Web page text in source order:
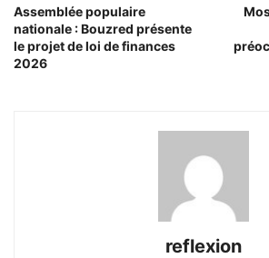
Assemblée populaire
nationale : Bouzred présente
le projet de loi de finances
2026
reflexion